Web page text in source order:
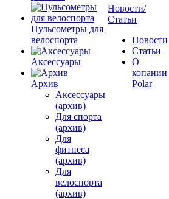
Пульсометры для
велоспорта
Аксессуары
Архив
Аксессуары
(архив)
Для спорта
(архив)
Для
фитнеса
(архив)
Для
велоспорта
(архив)
Новости/
Статьи
Новости
Статьи
О
копании
Polar